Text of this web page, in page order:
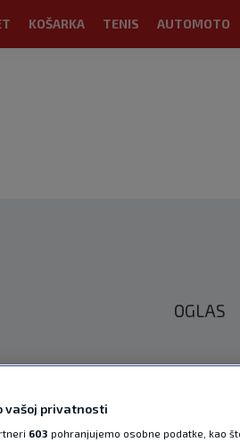
KOŠARKA TENIS AUTOMOTO
OGLAS
vašoj privatnosti
603 pohranjujemo osobne podatke, kao